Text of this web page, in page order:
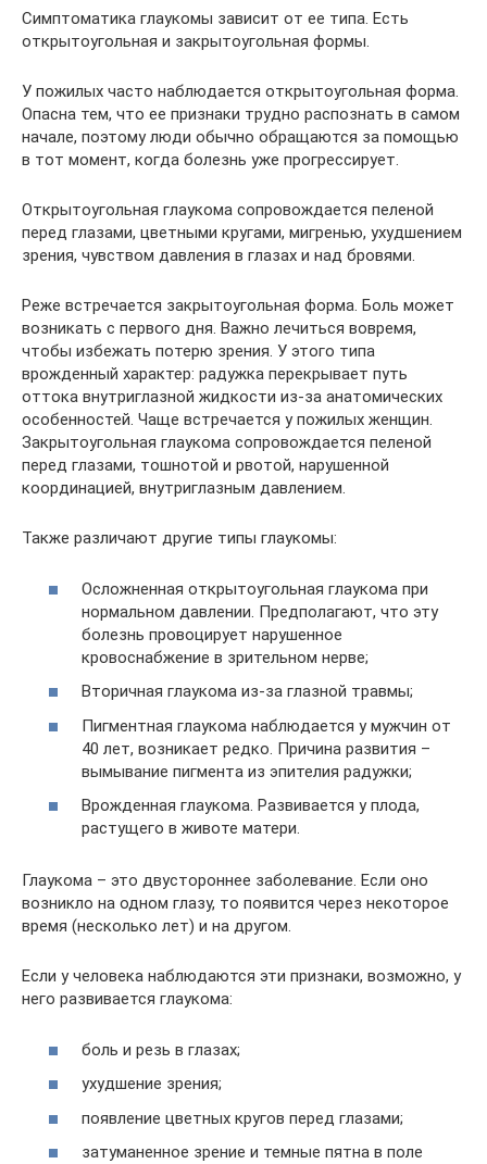
Симптоматика глаукомы зависит от ее типа. Есть
открытоугольная и закрытоугольная формы.
У пожилых часто наблюдается открытоугольная форма.
Опасна тем, что ее признаки трудно распознать в самом
начале, поэтому люди обычно обращаются за помощью
в тот момент, когда болезнь уже прогрессирует.
Открытоугольная глаукома сопровождается пеленой
перед глазами, цветными кругами, мигренью, ухудшением
зрения, чувством давления в глазах и над бровями.
Реже встречается закрытоугольная форма. Боль может
возникать с первого дня. Важно лечиться вовремя,
чтобы избежать потерю зрения. У этого типа
врожденный характер: радужка перекрывает путь
оттока внутриглазной жидкости из-за анатомических
особенностей. Чаще встречается у пожилых женщин.
Закрытоугольная глаукома сопровождается пеленой
перед глазами, тошнотой и рвотой, нарушенной
координацией, внутриглазным давлением.
Также различают другие типы глаукомы:
Осложненная открытоугольная глаукома при
нормальном давлении. Предполагают, что эту
болезнь провоцирует нарушенное
кровоснабжение в зрительном нерве;
Вторичная глаукома из-за глазной травмы;
Пигментная глаукома наблюдается у мужчин от
40 лет, возникает редко. Причина развития –
вымывание пигмента из эпителия радужки;
Врожденная глаукома. Развивается у плода,
растущего в животе матери.
Глаукома – это двустороннее заболевание. Если оно
возникло на одном глазу, то появится через некоторое
время (несколько лет) и на другом.
Если у человека наблюдаются эти признаки, возможно, у
него развивается глаукома:
боль и резь в глазах;
ухудшение зрения;
появление цветных кругов перед глазами;
затуманенное зрение и темные пятна в поле